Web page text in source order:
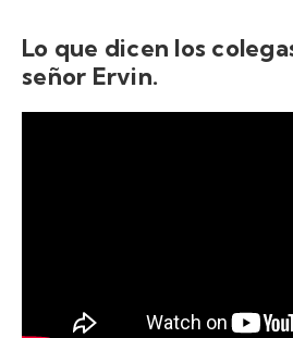
Lo que dicen los
señor Ervin.